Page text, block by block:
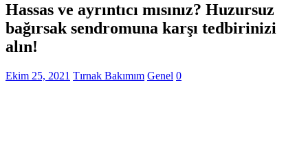
Hassas ve ayrıntıcı mısınız? Huzursuz
bağırsak sendromuna karşı tedbirinizi
alın!
Ekim 25, 2021 Tırnak Bakımım Genel 0